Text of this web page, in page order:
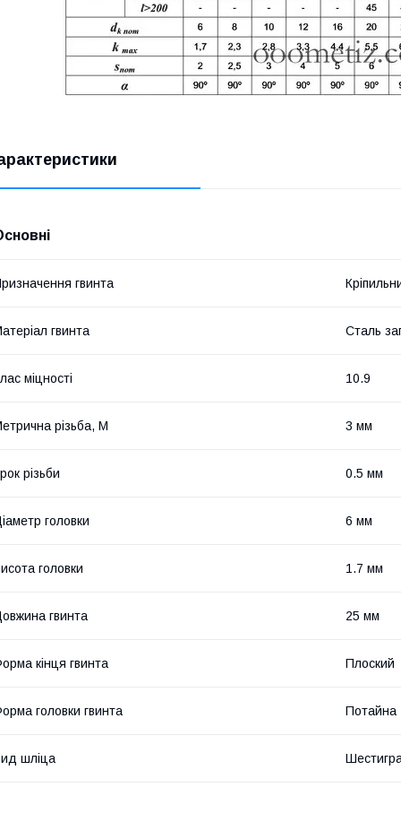
гвинта
гвинта Сталь
міцності 10.9
різьба, М 3 мм
різьби 0.5 мм
головки 6 мм
головки 1.7 мм
гвинта 25 мм
кінця гвинта Плоский
головки гвинта Потайна
шліца